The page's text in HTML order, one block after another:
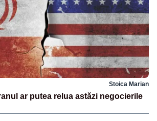
Stoica Marian
ar putea relua astăzi negocierile